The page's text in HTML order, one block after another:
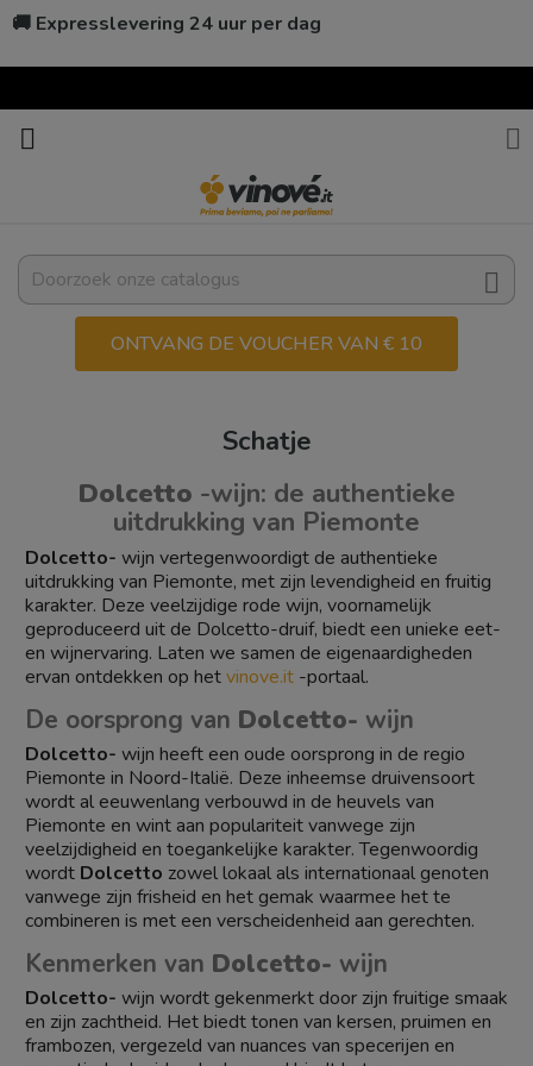
🚚 Expresslevering 24 uur per dag
 

ONTVANG DE VOUCHER VAN € 10
Schatje
Dolcetto -wijn: de authentieke
uitdrukking van Piemonte
Dolcetto- wijn vertegenwoordigt de authentieke
uitdrukking van Piemonte, met zijn levendigheid en fruitig
karakter. Deze veelzijdige rode wijn, voornamelijk
geproduceerd uit de Dolcetto-druif, biedt een unieke eet-
en wijnervaring. Laten we samen de eigenaardigheden
ervan ontdekken op hetvinove.it -portaal.
De oorsprong van Dolcetto- wijn
Dolcetto- wijn heeft een oude oorsprong in de regio
Piemonte in Noord-Italië. Deze inheemse druivensoort
wordt al eeuwenlang verbouwd in de heuvels van
Piemonte en wint aan populariteit vanwege zijn
veelzijdigheid en toegankelijke karakter. Tegenwoordig
wordt Dolcetto zowel lokaal als internationaal genoten
vanwege zijn frisheid en het gemak waarmee het te
combineren is met een verscheidenheid aan gerechten.
Kenmerken van Dolcetto- wijn
Dolcetto- wijn wordt gekenmerkt door zijn fruitige smaak
en zijn zachtheid. Het biedt tonen van kersen, pruimen en
frambozen, vergezeld van nuances van specerijen en